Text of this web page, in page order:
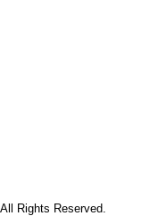
Rights Reserved.